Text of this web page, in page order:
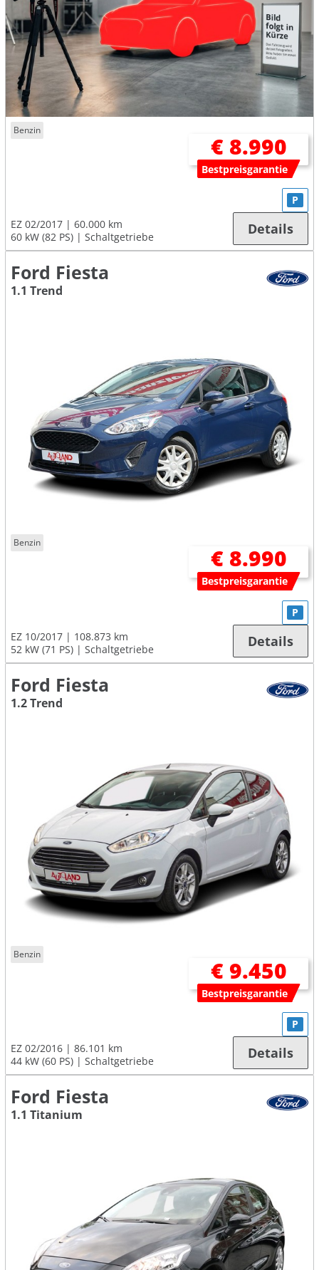
Benzin
€ 8.990
Bestpreisgarantie
EZ 02/2017
60.000 km
60 kW (82 PS)
Schaltgetriebe
P
Details
Ford Fiesta
1.1 Trend
Benzin
€ 8.990
Bestpreisgarantie
EZ 10/2017
108.873 km
52 kW (71 PS)
Schaltgetriebe
P
Details
Ford Fiesta
1.2 Trend
Benzin
€ 9.450
Bestpreisgarantie
EZ 02/2016
86.101 km
44 kW (60 PS)
Schaltgetriebe
P
Details
Ford Fiesta
1.1 Titanium